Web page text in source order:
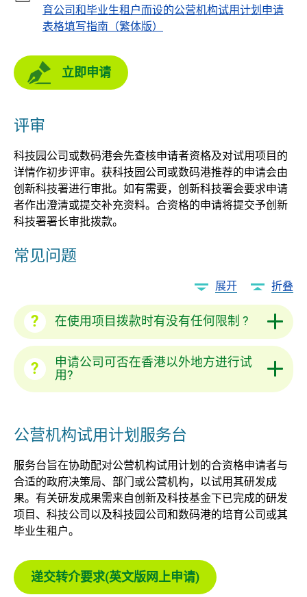
育公司和毕业生租户而设的公营机构试用计划申请
表格填写指南（繁体版）
立即申请
评审
科技园公司或数码港会先查核申请者资格及对试用项目的
详情作初步评审。获科技园公司或数码港推荐的申请会由
创新科技署进行审批。如有需要，创新科技署会要求申请
者作出澄清或提交补充资料。合资格的申请将提交予创新
科技署署长审批拨款。
常见问题
展开 折叠
在使用项目拨款时有没有任何限制 ?
申请公司可否在香港以外地方进行试
用?
公营机构试用计划服务台
服务台旨在协助配对公营机构试用计划的合资格申请者与
合适的政府决策局、部门或公营机构，以试用其研发成
果。有关研发成果需来自创新及科技基金下已完成的研发
项目、科技公司以及科技园公司和数码港的培育公司或其
毕业生租户。
递交转介要求(英文版网上申请)